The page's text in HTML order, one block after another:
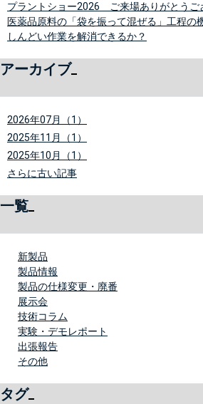
プラントショー2026 ご来場ありがとうご
医薬品原料の「袋を振って混ぜる」工程の
しんどい作業を解消できるか？
アーカイブ
2026年07月（1）
2025年11月（1）
2025年10月（1）
さらに古い記事
一覧
新製品
製品情報
製品の仕様変更・廃番
展示会
技術コラム
実験・デモレポート
出張報告
その他
タグ